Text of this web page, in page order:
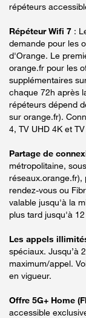
répéteurs
Répéteur Wifi 7 :
demande pour les
d'Orange. Le
orange.fr pour les
supplémentaires
chaque 72h après
répéteurs dépend
sur orange.fr).
4, TV UHD 4K et
Partage de
métropolitaine,
réseaux.orange.fr),
rendez-vous ou
valable jusqu'à la
plus tard jusqu'à
Les appels
spéciaux. Jusqu’à
maximum/appel.
en vigueur.
Offre 5G+ Home
accessible